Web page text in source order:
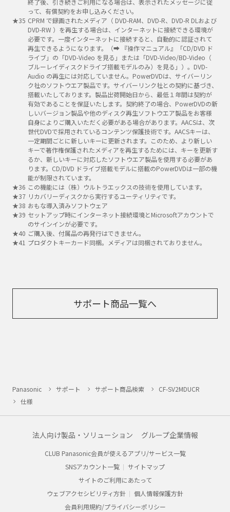
終了後、引き続きご利用になる場合は、表示されたメッセージに従
って、有償契約をお申し込みください。
CPRM で録画されたメディア（ DVD-RAM、DVD-R、DVD-R DLおよび
DVD-RW ）を再生する場合は、インターネットに接続できる環境が
必要です。一度インターネットに接続すると、自動的に認証されて
再生できるようになります。（➡ 『操作マニュアル』「CD/DVD ド
ライブ」の「DVD-Video を見る」または「DVD-Video/BD-Video（
ブルーレイディスクドライブ搭載モデルのみ）を見る」）。DVD-
Audio の再生には対応していません。PowerDVDは、サイバーリン
ク社のソフトウエア製品です。サイバーリンク社との契約に基づき、
搭載いたしております。製品出荷開始日から、最低１年間は契約が
有効であることを保証いたします。契約終了の場合、PowerDVDの新
しいバージョン製品や他のディスク再生ソフトウエア製品をお客様
自身によりご購入いただく必要がある場合があります。AACSは、次
世代DVDで採用されているコンテンツ保護技術です。AACSキーは、
一定期間ごとに新しいキーに更新されます。このため、より新しい
キーで著作権保護されたメディアを再生するためには、キーを更新す
るか、新しいキーに対応したソフトウエア製品を使用する必要があ
ります。CD/DVD ドライブ搭載モデルに搭載のPowerDVDは一部の機
能が制限されています。
この機能には（株）ウルトラエックスの技術を使用しています。
リカバリーディスクから実行するユーティリティです。
おもな導入済みソフトウェア
セットアップ時にインターネット接続環境とMicrosoftアカウントで
のサインインが必要です。
ご購入後、付属品の再発行はできません。
プロダクトキーカード同梱。メディアは同梱されておりません。
サポート商品一覧へ
Panasonic サポート サポート商品検索
CF-SV2MDUCR
仕様
法人向け製品・ソリューション グループ企業情報
CLUB Panasonic会員が使えるアプリ/サービス一覧
SNSアカウント一覧
サイトマップ
サイトのご利用にあたって
ウェブアクセシビリティ方針
個人情報保護方針
会員利用規約/プライバシーポリシー